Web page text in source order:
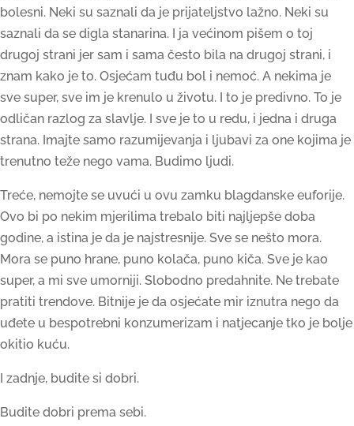
bolesni. Neki su saznali da je prijateljstvo lažno. Neki su
saznali da se digla stanarina. I ja većinom pišem o toj
drugoj strani jer sam i sama često bila na drugoj strani, i
znam kako je to. Osjećam tuđu bol i nemoć. A nekima je
sve super, sve im je krenulo u životu. I to je predivno. To je
odličan razlog za slavlje. I sve je to u redu, i jedna i druga
strana. Imajte samo razumijevanja i ljubavi za one kojima je
trenutno teže nego vama. Budimo ljudi.
Treće, nemojte se uvući u ovu zamku blagdanske euforije.
Ovo bi po nekim mjerilima trebalo biti najljepše doba
godine, a istina je da je najstresnije. Sve se nešto mora.
Mora se puno hrane, puno kolača, puno kiča. Sve je kao
super, a mi sve umorniji. Slobodno predahnite. Ne trebate
pratiti trendove. Bitnije je da osjećate mir iznutra nego da
uđete u bespotrebni konzumerizam i natjecanje tko je bolje
okitio kuću.
I zadnje, budite si dobri.
Budite dobri prema sebi.